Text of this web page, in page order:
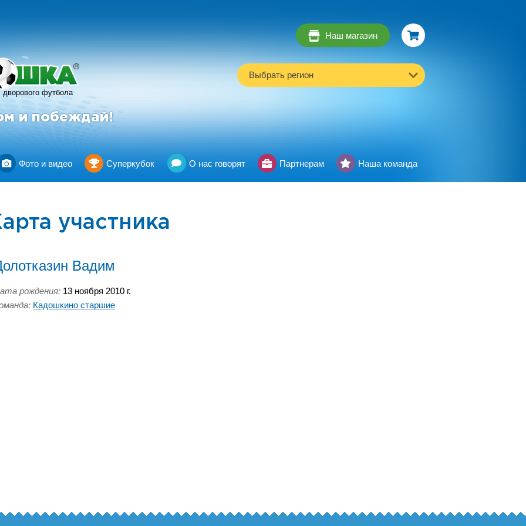
дворового футбола
R
и побеждай!
Наш магазин
Выбрать регион
Фото и видео Суперкубок О нас говорят Партнерам Наша команда
участника
Вадим
рождения: 13 ноября 2010 г.
Кадошкино старшие